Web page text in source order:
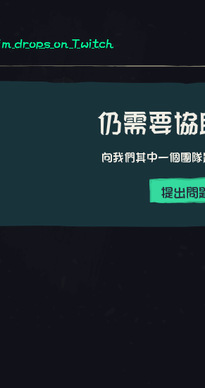
drops on Twitch
仍需要協
向我們其中一個團隊
提出問